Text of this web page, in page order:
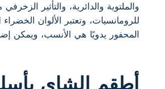
والملتوية والدائرية، والتأثير
للرومانسيات، وتعتبر الألوان
المحفور يدويًا هي الأنسب، ويمكن
أطقم الشاي